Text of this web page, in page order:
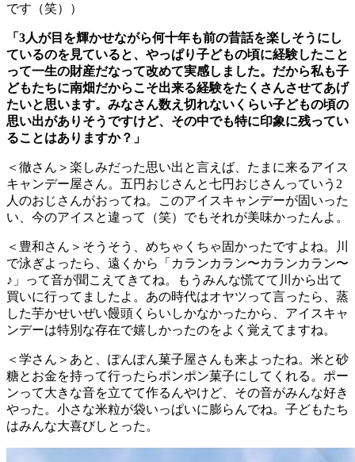
です（笑））
「3人が目を輝かせながら何十年も前の昔話を楽しそうにし
ているのを見ていると、やっぱり子どもの頃に経験したこと
って一生の財産だなって改めて実感しました。だから私も子
どもたちに南畑だからこそ出来る経験をたくさんさせてあげ
たいと思います。みなさん数え切れないくらい子どもの頃の
思い出がありそうですけど、その中でも特に印象に残ってい
ることはありますか？」
＜徹さん＞楽しみだった思い出と言えば、たまに来るアイス
キャンデー屋さん。五円おじさんと七円おじさんっていう2
人のおじさんがおってね。このアイスキャンデーが固いった
い、今のアイスと違って（笑）でもそれが美味かったんよ。
＜豊和さん＞そうそう、めちゃくちゃ固かったですよね。川
で泳ぎよったら、遠くから「カランカラン〜カランカラン〜
♪」って音が聞こえてきてね。もうみんな慌てて川から出て
買いに行ってましたよ。あの時代はオヤツって言ったら、蒸
した芋かせいぜい饅頭くらいしかなかったから、アイスキャ
ンデーは特別な存在で嬉しかったのをよく覚えてますね。
＜学さん＞あと、ぽんぽん菓子屋さんも来よったね。米と砂
糖とお金を持って行ったらポンポン菓子にしてくれる。ポー
ンって大きな音を立てて作るんやけど、その音がみんな好き
やった。小さな米粒が袋いっぱいに膨らんでね。子どもたち
はみんな大喜びしとった。